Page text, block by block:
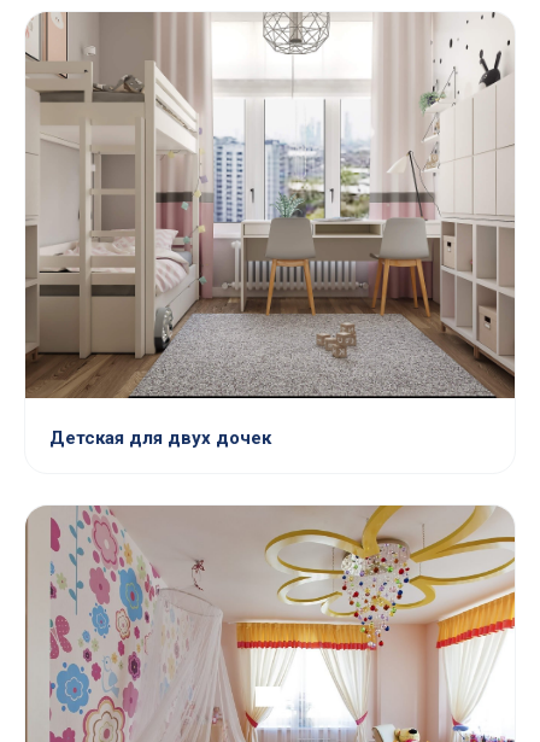
Детская для двух дочек